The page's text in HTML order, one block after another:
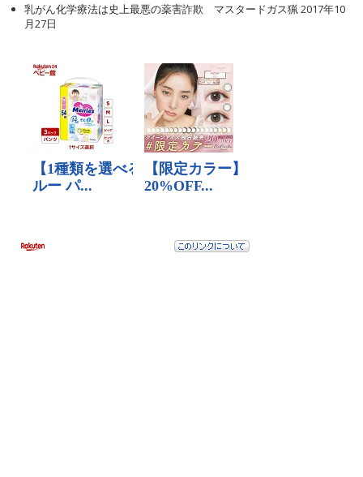
乳がん化学療法は史上最悪の薬害詐欺 マスタードガス猟2017年10
月27日